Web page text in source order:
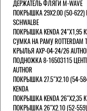
ДЕРЖАТЕЛЬ ФЛЯГИ M-WAVE
ПОКРЫШКА 29X2.00 (50-622)
SCHWALBE
ПОКРЫШКА KENDA 24"Х1,95
СУМКА НА РАМУ ROTTERDAM
КРЫЛЬЯ AXP-04-24/26
ПОДНОЖКА 8-16503115
AUTHOR
ПОКРЫШКА 27.5"Х2.10 (54-
KENDA
ПОКРЫШКА KENDA 26"Х2,35
ПОКРЫШКА 26"Х2.10 (52-559)